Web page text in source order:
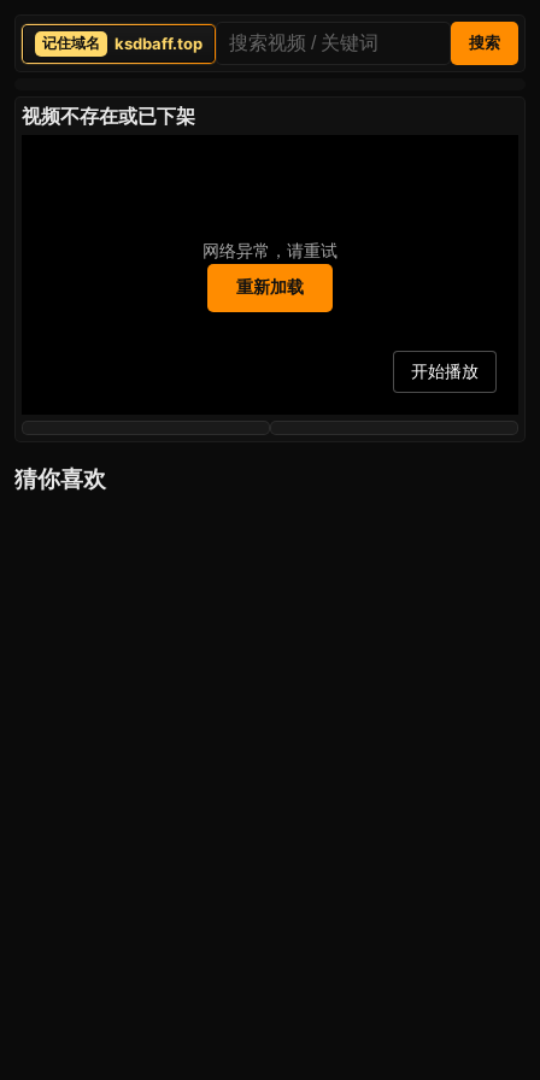
ksdbaff.top 搜索
视频不存在或已下架
网络异常，请重试
重新加载
开始播放
猜你喜欢